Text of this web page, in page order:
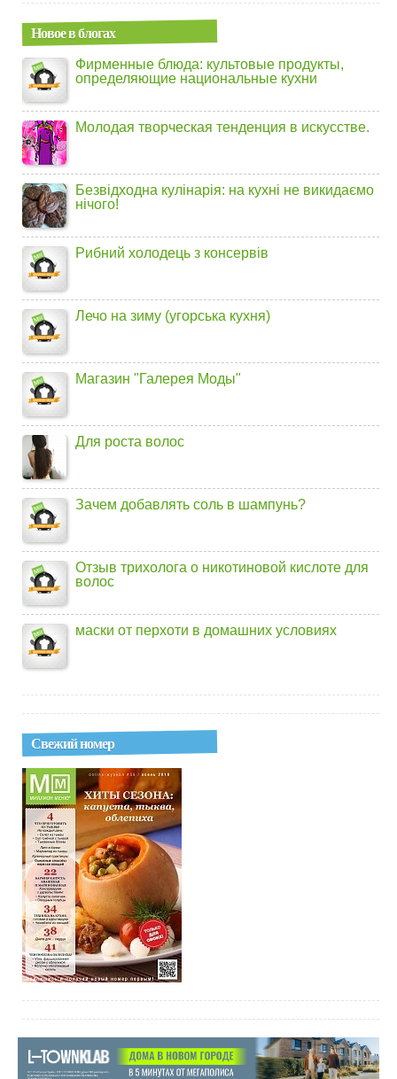
Новое в блогах
Фирменные блюда: культовые продукты,
определяющие национальные кухни
Молодая творческая тенденция в искусстве.
Безвідходна кулінарія: на кухні не викидаємо
нічого!
Рибний холодець з консервів
Лечо на зиму (угорська кухня)
Магазин "Галерея Моды"
Для роста волос
Зачем добавлять соль в шампунь?
Отзыв трихолога о никотиновой кислоте для
волос
маски от перхоти в домашних условиях
Свежий номер